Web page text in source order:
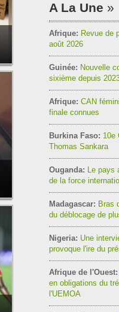
A La Une
Afrique: Revue de
août 2026
Guinée: Nouvelle
sixième depuis
Afrique: CAN
finale connues
Burkina Faso: 10e
Thomas Sankara
Ouganda: Le pays
de la force
Madagascar: Bras
du déblocage de
Nigeria: Une
provoque l'ire du
Afrique de l'Ouest:
en obligations du
l'UEMOA